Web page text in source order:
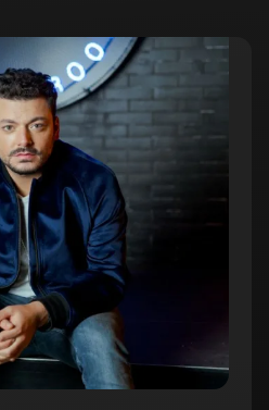
productif
des critiques 14:46 min